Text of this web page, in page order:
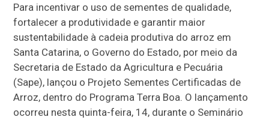
Para incentivar o uso de sementes de qualidade,
fortalecer a produtividade e garantir maior
sustentabilidade à cadeia produtiva do arroz em
Santa Catarina, o Governo do Estado, por meio da
Secretaria de Estado da Agricultura e Pecuária
(Sape), lançou o Projeto Sementes Certificadas de
Arroz, dentro do Programa Terra Boa. O lançamento
ocorreu nesta quinta-feira, 14, durante o Seminário